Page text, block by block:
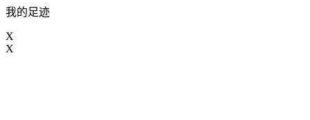
我的足迹
X
X